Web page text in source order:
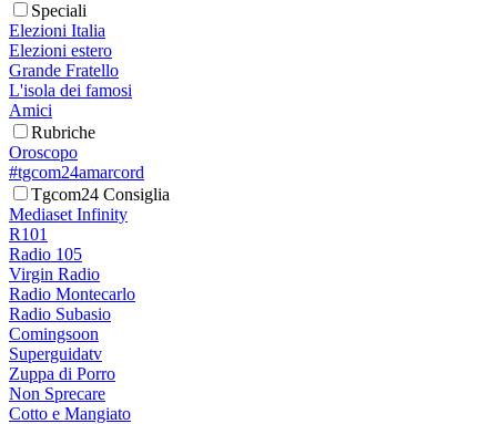
Speciali
Elezioni Italia
Elezioni estero
Grande Fratello
L'isola dei famosi
Amici
Rubriche
Oroscopo
#tgcom24amarcord
Tgcom24 Consiglia
Mediaset Infinity
R101
Radio 105
Virgin Radio
Radio Montecarlo
Radio Subasio
Comingsoon
Superguidatv
Zuppa di Porro
Non Sprecare
Cotto e Mangiato